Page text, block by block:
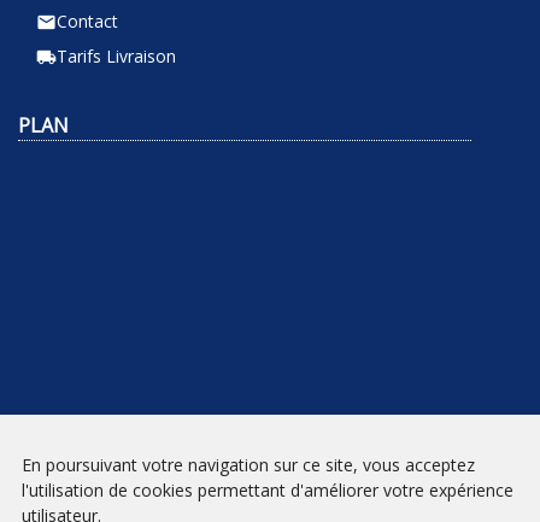
emailContact
local_shippingTarifs Livraison
PLAN
NEWSLETTER
En poursuivant votre navigation sur ce site, vous acceptez
l'utilisation de cookies permettant d'améliorer votre expérience
utilisateur.